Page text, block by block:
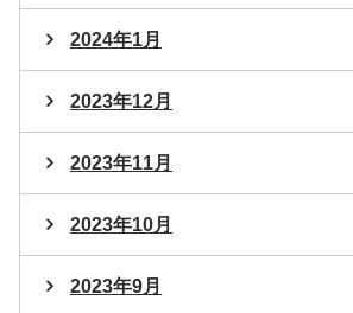
2024年1月
2023年12月
2023年11月
2023年10月
2023年9月